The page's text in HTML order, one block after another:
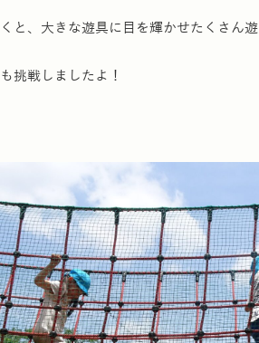
と、大きな遊具に目を輝かせたくさん遊
挑戦しましたよ！